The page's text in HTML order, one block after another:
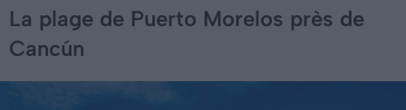
La plage de Puerto Morelos près de
Cancún